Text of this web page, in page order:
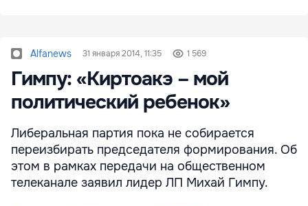
Alfanews 31 января 2014, 11:35 1 569
Гимпу: «Киртоакэ – мой
политический ребенок»
Либеральная партия пока не собирается
переизбирать председателя формирования. Об
этом в рамках передачи на общественном
телеканале заявил лидер ЛП Михай Гимпу.